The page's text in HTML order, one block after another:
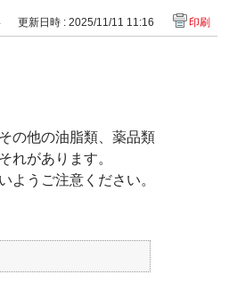
更新日時 : 2025/11/11 11:16 印刷
の他の油脂類、薬品類
れがあります。
ようご注意ください。